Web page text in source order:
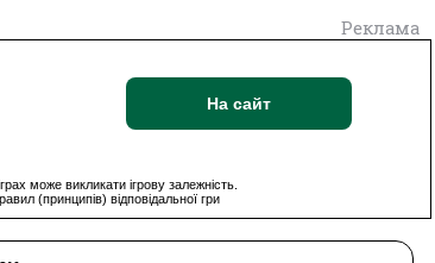
Реклама
На сайт
може викликати ігрову залежність.
(принципів) відповідальної гри